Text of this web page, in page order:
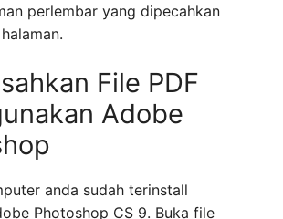
perlembar yang dipecahkan
File PDF
Adobe
anda sudah terinstall
Photoshop CS 9. Buka file